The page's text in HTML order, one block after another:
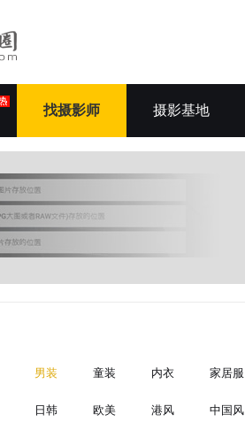
找摄影师 摄影基地
男装 童装 内衣 家居服
日韩 欧美 港风 中国风